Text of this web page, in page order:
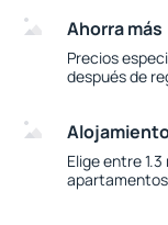
Ahorra más
Precios
después de
Elige entre